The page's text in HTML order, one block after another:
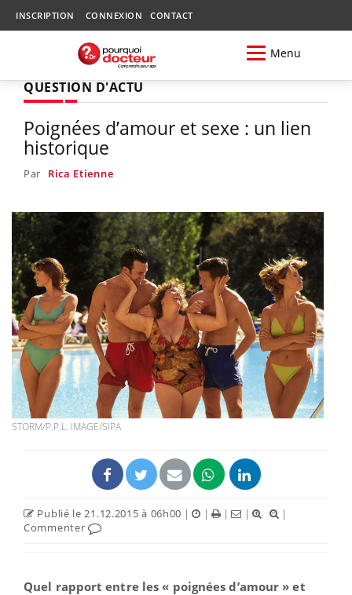
INSCRIPTION CONNEXION CONTACT
Menu
QUESTION D'ACTU
Poignées d’amour et sexe : un lien
historique
Par Rica Etienne
STORM/P.P.L. IMAGE/SIPA
Publié le 21.12.2015 à 06h00 | | | |
|
Commenter
Quel rapport entre les « poignées d’amour » et